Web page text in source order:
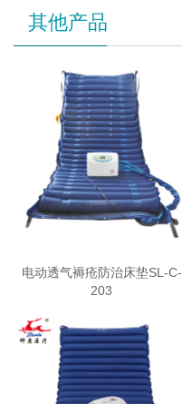
其他产品
电动透气褥疮防治床垫SL-C-
203